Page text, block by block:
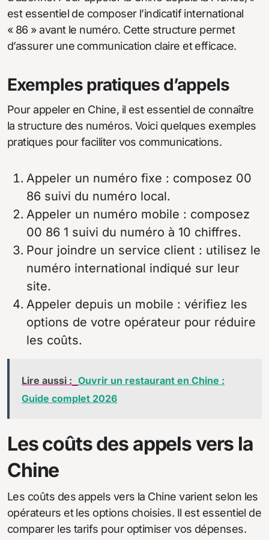
est essentiel de composer l’indicatif international
« 86 » avant le numéro. Cette structure permet
d’assurer une communication claire et efficace.
Exemples pratiques d’appels
Pour appeler en Chine, il est essentiel de connaître
la structure des numéros. Voici quelques exemples
pratiques pour faciliter vos communications.
Appeler un numéro fixe : composez 00
86 suivi du numéro local.
Appeler un numéro mobile : composez
00 86 1 suivi du numéro à 10 chiffres.
Pour joindre un service client : utilisez le
numéro international indiqué sur leur
site.
Appeler depuis un mobile : vérifiez les
options de votre opérateur pour réduire
les coûts.
Lire aussi : Ouvrir un restaurant en Chine :
Guide complet 2026
Les coûts des appels vers la
Chine
Les coûts des appels vers la Chine varient selon les
opérateurs et les options choisies. Il est essentiel de
comparer les tarifs pour optimiser vos dépenses.